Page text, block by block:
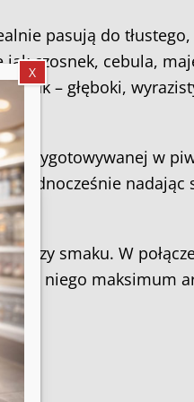
pasują do tłustego,
jak czosnek, cebula,
– głęboki,
przygotowywanej w
jednocześnie nadając
smaku. W
z niego maksimum
X